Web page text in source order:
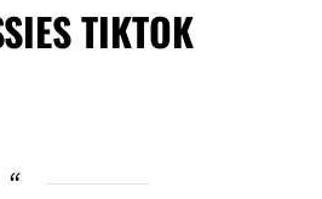
TIKTOK